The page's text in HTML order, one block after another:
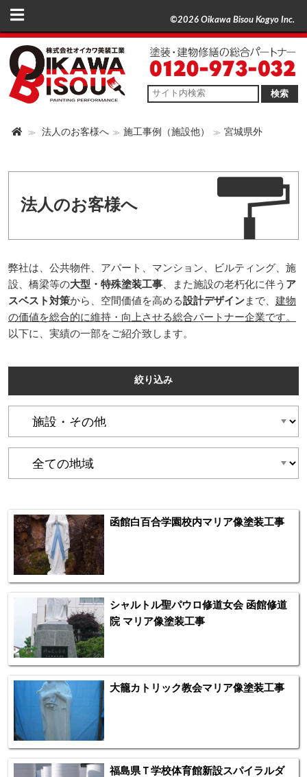
©2026 Oikawa Bisou Kogyo Inc.
検索
法人のお客様へ 施工事例（施設他） 宮城県外
法人のお客様へ
弊社は、公共物件、アパート、マンション、ビルティング、施
設、橋梁等の大型・特殊塗装工事 、また施設の老朽化に伴う ア
スベスト対策から、空間価値を高める設計デザイン まで、 建物
の価値を総合的に維持・向上させる総合パートナー企業です。
以下に、実績の一部をご紹介致します。
絞り込み
函館白百合学園校内マリア像塗装工事
シャルトル聖パウロ修道女会 函館修道
院 マリア像塗装工事
大籠カトリック教会マリア像塗装工事
福島県Ｔ学校体育館新設スパイラルダ